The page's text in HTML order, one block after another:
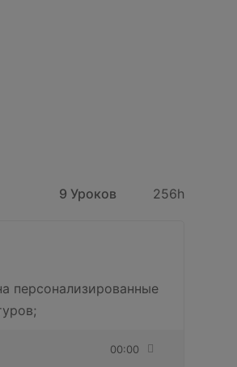
9 Уроков 256h
персонализированные
00:00